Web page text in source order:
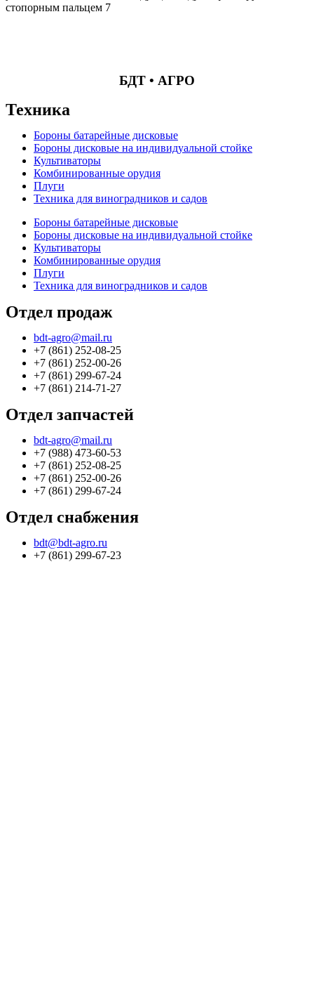
стопорным пальцем 7
БДТ • АГРО
Техника
Бороны батарейные дисковые
Бороны дисковые на индивидуальной стойке
Культиваторы
Комбинированные орудия
Плуги
Техника для виноградников и садов
Бороны батарейные дисковые
Бороны дисковые на индивидуальной стойке
Культиваторы
Комбинированные орудия
Плуги
Техника для виноградников и садов
Отдел продаж
bdt-agro@mail.ru
+7 (861) 252-08-25
+7 (861) 252-00-26
+7 (861) 299-67-24
+7 (861) 214-71-27
Отдел запчастей
bdt-agro@mail.ru
+7 (988) 473-60-53
+7 (861) 252-08-25
+7 (861) 252-00-26
+7 (861) 299-67-24
Отдел снабжения
bdt@bdt-agro.ru
+7 (861) 299-67-23